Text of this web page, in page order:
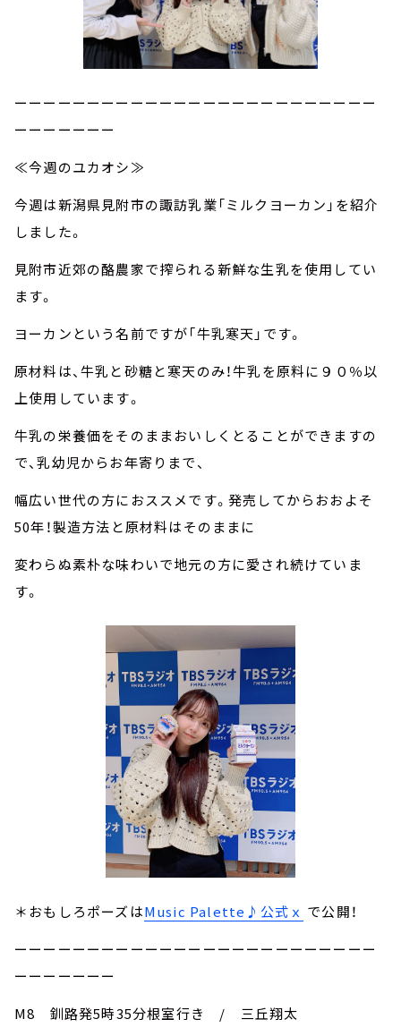
ーーーーーーーーーーーーーーーーーーーーーーーーー
ーーーーーーー
≪今週のユカオシ≫
今週は新潟県見附市の諏訪乳業「ミルクヨーカン」を紹介
しました。
見附市近郊の酪農家で搾られる新鮮な生乳を使用してい
ます。
ヨーカンという名前ですが「牛乳寒天」です。
原材料は、牛乳と砂糖と寒天のみ！牛乳を原料に９０％以
上使用しています。
牛乳の栄養価をそのままおいしくとることができますの
で、乳幼児からお年寄りまで、
幅広い世代の方におススメです。発売してからおおよそ
50年！製造方法と原材料はそのままに
変わらぬ素朴な味わいで地元の方に愛され続けていま
す。
＊おもしろポーズはMusic Palette♪公式ｘ で公開！
ーーーーーーーーーーーーーーーーーーーーーーーーー
ーーーーーーー
M8 釧路発5時35分根室行き / 三丘翔太